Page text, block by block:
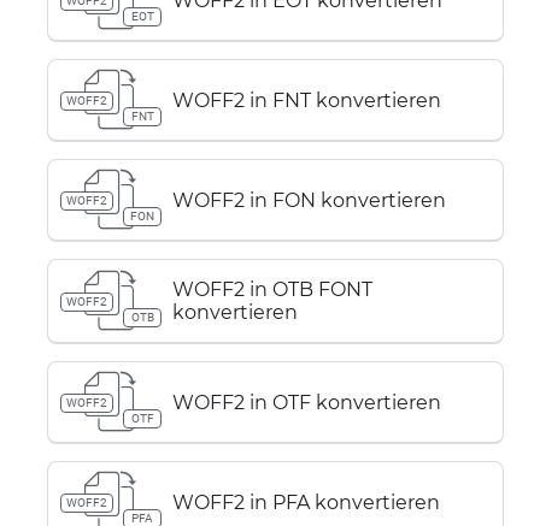
EOT
WOFF2
FNT
WOFF2 in FNT konvertieren
WOFF2
FON
WOFF2 in FON konvertieren
WOFF2
OTB
WOFF2 in OTB FONT
konvertieren
WOFF2
OTF
WOFF2 in OTF konvertieren
WOFF2
PFA
WOFF2 in PFA konvertieren